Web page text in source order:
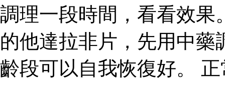
調理一段時間，看看效果
的他達拉非片，先用中
齡段可以自我恢復好。